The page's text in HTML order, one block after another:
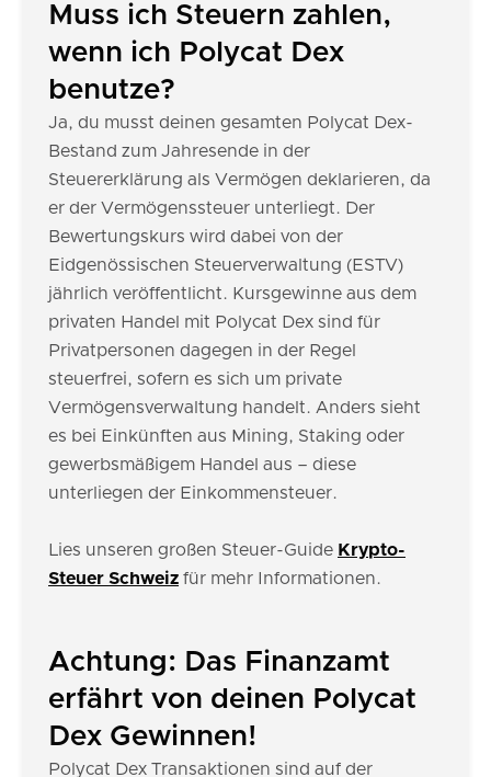
Muss ich Steuern zahlen,
wenn ich Polycat Dex
benutze?
Ja, du musst deinen gesamten Polycat Dex-
Bestand zum Jahresende in der
Steuererklärung als Vermögen deklarieren, da
er der Vermögenssteuer unterliegt. Der
Bewertungskurs wird dabei von der
Eidgenössischen Steuerverwaltung (ESTV)
jährlich veröffentlicht. Kursgewinne aus dem
privaten Handel mit Polycat Dex sind für
Privatpersonen dagegen in der Regel
steuerfrei, sofern es sich um private
Vermögensverwaltung handelt. Anders sieht
es bei Einkünften aus Mining, Staking oder
gewerbsmäßigem Handel aus – diese
unterliegen der Einkommensteuer.
Lies unseren großen Steuer-Guide Krypto-
Steuer Schweiz für mehr Informationen.
Achtung: Das Finanzamt
erfährt von deinen Polycat
Dex Gewinnen!
Polycat Dex Transaktionen sind auf der